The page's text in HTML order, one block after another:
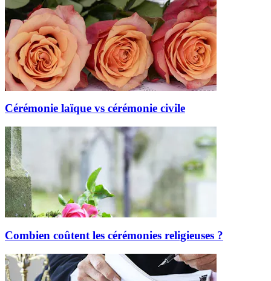
Cérémonie laïque vs cérémonie civile
Combien coûtent les cérémonies religieuses ?